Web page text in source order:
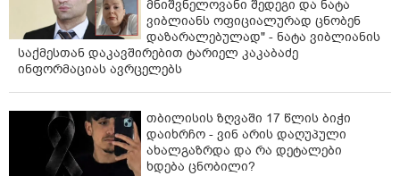
მნიშვნელოვანი შედეგი და ნატა
ვიბლიანს ოფიციალურად ცნობენ
დაზარალებულად" - ნატა ვიბლიანის
საქმესთან დაკავშირებით ტარიელ კაკაბაძე
ინფორმაციას ავრცელებს
თბილისის ზღვაში 17 წლის ბიჭი
დაიხრჩო - ვინ არის დაღუპული
ახალგაზრდა და რა დეტალები
ხდება ცნობილი?